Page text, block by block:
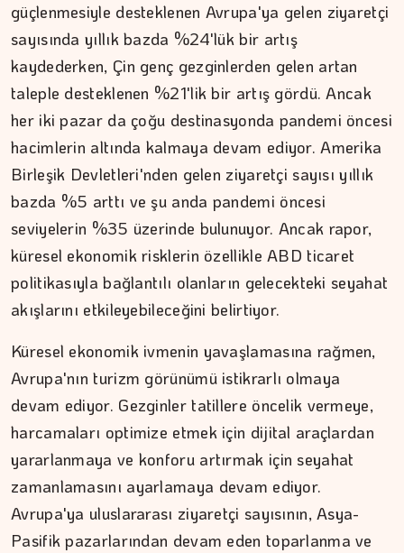
güçlenmesiyle desteklenen Avrupa'ya gelen ziyaretçi
sayısında yıllık bazda %24'lük bir artış
kaydederken, Çin genç gezginlerden gelen artan
taleple desteklenen %21'lik bir artış gördü. Ancak
her iki pazar da çoğu destinasyonda pandemi öncesi
hacimlerin altında kalmaya devam ediyor. Amerika
Birleşik Devletleri'nden gelen ziyaretçi sayısı yıllık
bazda %5 arttı ve şu anda pandemi öncesi
seviyelerin %35 üzerinde bulunuyor. Ancak rapor,
küresel ekonomik risklerin özellikle ABD ticaret
politikasıyla bağlantılı olanların gelecekteki seyahat
akışlarını etkileyebileceğini belirtiyor.
Küresel ekonomik ivmenin yavaşlamasına rağmen,
Avrupa'nın turizm görünümü istikrarlı olmaya
devam ediyor. Gezginler tatillere öncelik vermeye,
harcamaları optimize etmek için dijital araçlardan
yararlanmaya ve konforu artırmak için seyahat
zamanlamasını ayarlamaya devam ediyor.
Avrupa'ya uluslararası ziyaretçi sayısının, Asya-
Pasifik pazarlarından devam eden toparlanma ve
İPEK KOCAMAN
Kitap kafenin rafları arasında…